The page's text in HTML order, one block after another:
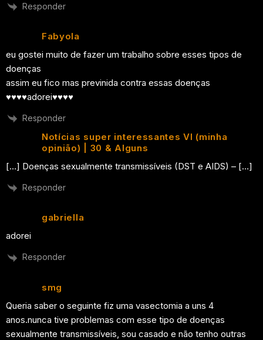
Responder
Fabyola
eu gostei muito de fazer um trabalho sobre esses tipos de
doenças
assim eu fico mas previnida contra essas doenças
♥♥♥♥adorei♥♥♥♥
Responder
Notícias super interessantes VI (minha
opinião) | 30 & Alguns
[…] Doenças sexualmente transmissíveis (DST e AIDS) – […]
Responder
gabriella
adorei
Responder
smg
Queria saber o seguinte fiz uma vasectomia a uns 4
anos.nunca tive problemas com esse tipo de doenças
sexualmente transmissíveis, sou casado e não tenho outras